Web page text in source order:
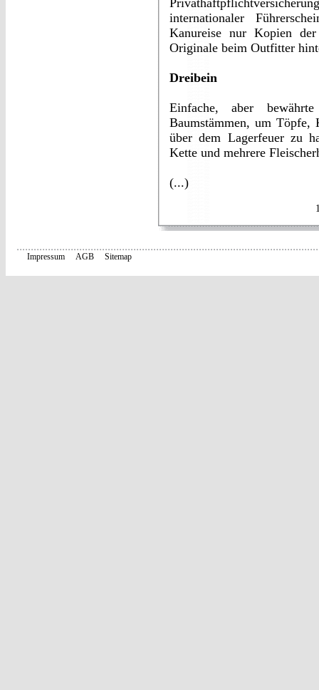
internationaler
Kanureise nur Kopien
Originale beim Outfitter
Dreibein
Einfache, aber
Baumstämmen, um
über dem Lagerfeuer zu
Kette und mehrere
(...)
Impressum AGB Sitemap